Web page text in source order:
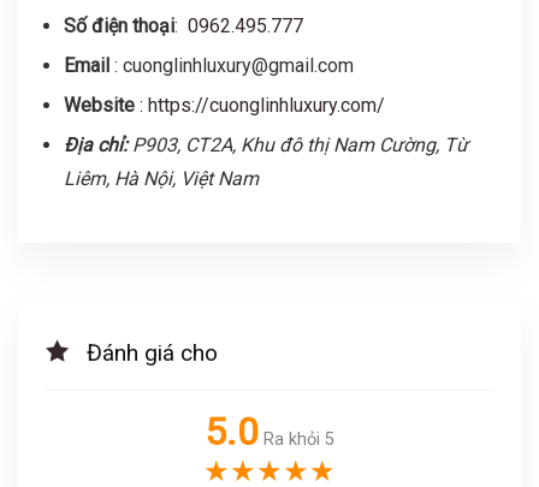
Số điện thoại: 0962.495.777
Email: cuonglinhluxury@gmail.com
Website: https://cuonglinhluxury.com/
Địa chỉ:P903, CT2A, Khu đô thị Nam Cường, Từ
Liêm, Hà Nội, Việt Nam
Đánh giá cho
5.0 Ra khỏi 5
★★★★★